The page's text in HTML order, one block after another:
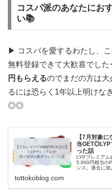
コスパ派のあなたにお
い📚
▶ コスパを愛するわたし、
無料登録できて大歓喜でした
円もらえるのでまだの方は
るには恐らく1年以上明けな
◎◎
【7月対象
当GET◎LYP
った話
LYPプレミアム
5,000円相当の
ンス。過去に加
tottokoblog.com